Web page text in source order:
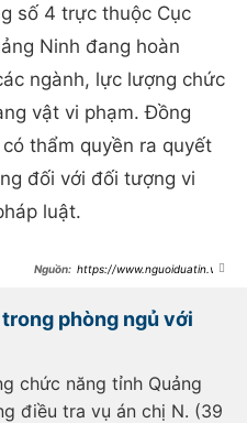
số 4 trực thuộc Cục
Ninh đang hoàn
ngành, lực lượng chức
vật vi phạm. Đồng
thẩm quyền ra quyết
đối với đối tượng vi
luật.
https://www.nguoiduatin.vn/
goc-a662342.html
phòng ngủ với
chức năng tỉnh Quảng
điều tra vụ án chị N. (39